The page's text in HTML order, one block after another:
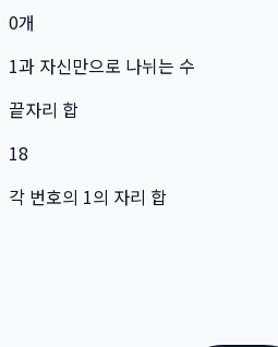
0개
1과 자신만으로 나뉘는 수
끝자리 합
18
각 번호의 1의 자리 합